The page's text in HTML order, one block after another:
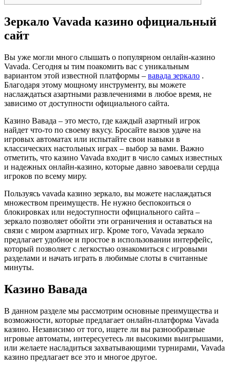
Зеркало Vavada казино официальный
сайт
Вы уже могли много слышать о популярном онлайн-казино
Vavada. Сегодня ы тим поакомить вас с уникальным
вариантом этой известной платформы – вавада зеркало .
Благодаря этому мощному инструменту, вы можете
наслаждаться азартными развлечениями в любое время, не
зависимо от доступности официального сайта.
Казино Вавада – это место, где каждый азартный игрок
найдет что-то по своему вкусу. Бросайте вызов удаче на
игровых автоматах или испытайте свои навыки в
классических настольных играх – выбор за вами. Важно
отметить, что казино Vavada входит в число самых известных
и надежных онлайн-казино, которые давно завоевали сердца
игроков по всему миру.
Пользуясь vavada казино зеркало, вы можете наслаждаться
множеством преимуществ. Не нужно беспокоиться о
блокировках или недоступности официального сайта –
зеркало позволяет обойти эти ограничения и оставаться на
связи с миром азартных игр. Кроме того, Vavada зеркало
предлагает удобное и простое в использовании интерфейс,
который позволяет с легкостью ознакомиться с игровыми
разделами и начать играть в любимые слоты в считанные
минуты.
Казино Вавада
В данном разделе мы рассмотрим основные преимущества и
возможности, которые предлагает онлайн-платформа Vavada
казино. Независимо от того, ищете ли вы разнообразные
игровые автоматы, интересуетесь ли высокими выигрышами,
или желаете насладиться захватывающими турнирами, Vavada
казино предлагает все это и многое другое.